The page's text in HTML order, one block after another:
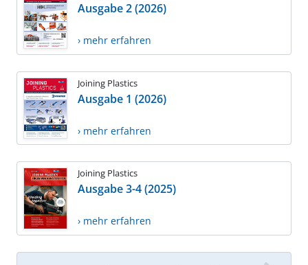
Ausgabe 2 (2026)
› mehr erfahren
Joining Plastics
Ausgabe 1 (2026)
› mehr erfahren
Joining Plastics
Ausgabe 3-4 (2025)
› mehr erfahren